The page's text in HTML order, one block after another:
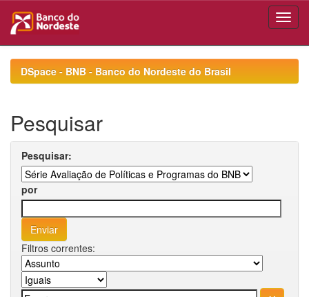
navigationDSpace - BNB - Banco do Nordeste do Brasil
Pesquisar
Pesquisar:
por
Filtros correntes: